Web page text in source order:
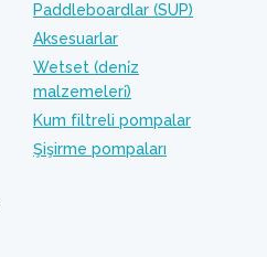
Paddleboardlar (SUP)
Aksesuarlar
Wetset (deni̇z
malzemeleri̇)
Kum filtreli pompalar
Şişirme pompaları